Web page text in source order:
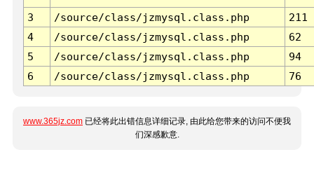
3 /source/class/jzmysql.class.php
211
4
/source/class/jzmysql.class.php
62
5
/source/class/jzmysql.class.php
94
6
/source/class/jzmysql.class.php 76
www.365jz.com 已经将此出错信息详细记录, 由此给您带来的访问不便我
们深感歉意.